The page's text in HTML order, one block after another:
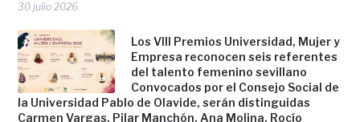
30 julio 2026
Los VIII Premios Universidad, Mujer y
Empresa reconocen seis referentes
del talento femenino sevillano
Convocados por el Consejo Social de
la Universidad Pablo de Olavide, serán distinguidas
Carmen Vargas, Pilar Manchón, Ana Molina, Rocío